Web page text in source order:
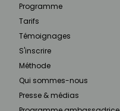
Programme
Tarifs
Témoignages
S'inscrire
Méthode
Qui sommes-nous
Presse & médias